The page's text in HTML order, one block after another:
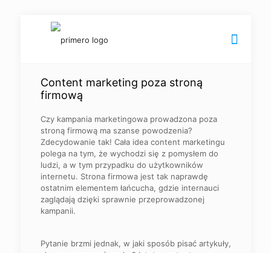
Content marketing poza stroną
firmową
Czy kampania marketingowa prowadzona poza
stroną firmową ma szanse powodzenia?
Zdecydowanie tak! Cała idea content marketingu
polega na tym, że wychodzi się z pomysłem do
ludzi, a w tym przypadku do użytkowników
internetu. Strona firmowa jest tak naprawdę
ostatnim elementem łańcucha, gdzie internauci
zaglądają dzięki sprawnie przeprowadzonej
kampanii.
Pytanie brzmi jednak, w jaki sposób pisać artykuły,